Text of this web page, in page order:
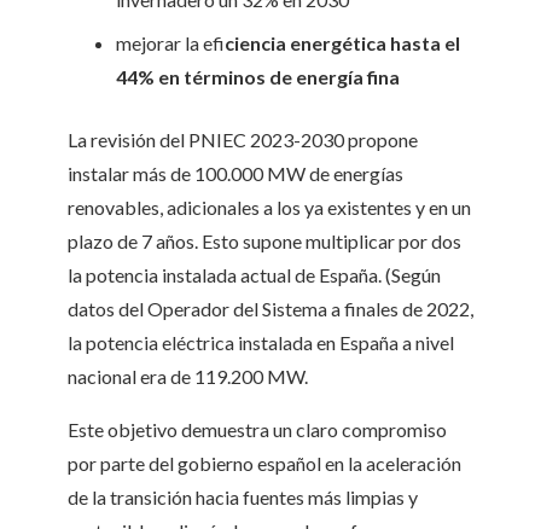
mejorar la eficiencia energética hasta el
44% en términos de energía fina
La revisión del PNIEC 2023-2030 propone
instalar más de 100.000 MW de energías
renovables, adicionales a los ya existentes y en un
plazo de 7 años. Esto supone multiplicar por dos
la potencia instalada actual de España. (Según
datos del Operador del Sistema a finales de 2022,
la potencia eléctrica instalada en España a nivel
nacional era de 119.200 MW.
Este objetivo demuestra un claro compromiso
por parte del gobierno español en la aceleración
de la transición hacia fuentes más limpias y